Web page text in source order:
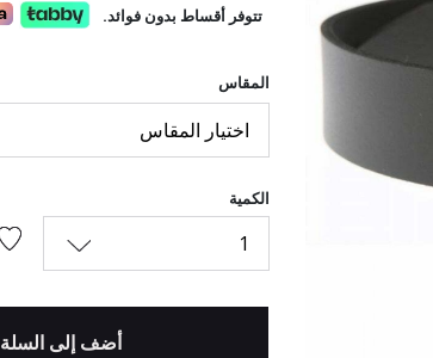
تتوفر أقساط بدون فوائد.
المقاس
اختيار المقاس
الكمية
1
أضف إلى السلة